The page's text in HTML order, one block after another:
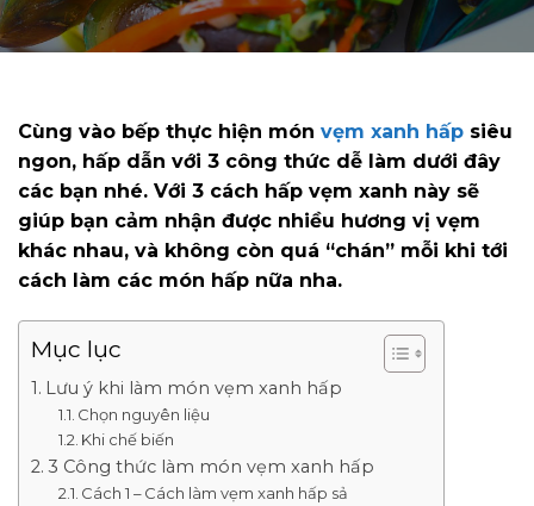
Cùng vào bếp thực hiện món vẹm xanh hấp siêu
ngon, hấp dẫn với 3 công thức dễ làm dưới đây
các bạn nhé. Với 3 cách hấp vẹm xanh này sẽ
giúp bạn cảm nhận được nhiều hương vị vẹm
khác nhau, và không còn quá “chán” mỗi khi tới
cách làm các món hấp nữa nha.
Mục lục
Lưu ý khi làm món vẹm xanh hấp
Chọn nguyên liệu
Khi chế biến
3 Công thức làm món vẹm xanh hấp
Cách 1 – Cách làm vẹm xanh hấp sả